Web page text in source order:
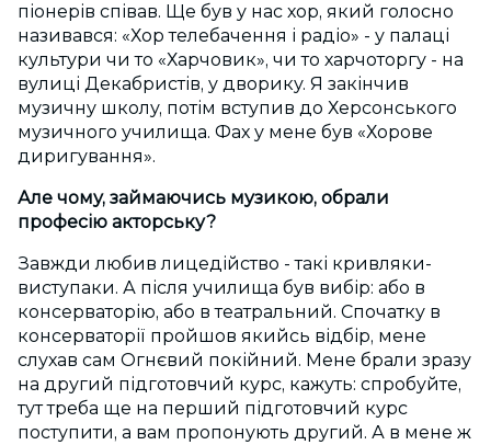
піонерів співав. Ще був у нас хор, який голосно
називався: «Хор телебачення і радіо» - у палаці
культури чи то «Харчовик», чи то харчоторгу - на
вулиці Декабристів, у дворику. Я закінчив
музичну школу, потім вступив до Херсонського
музичного училища. Фах у мене був «Хорове
диригування».
Але чому, займаючись музикою, обрали
професію акторську?
Завжди любив лицедійство - такі кривляки-
виступаки. А після училища був вибір: або в
консерваторію, або в театральний. Спочатку в
консерваторії пройшов якийсь відбір, мене
слухав сам Огнєвий покійний. Мене брали зразу
на другий підготовчий курс, кажуть: спробуйте,
тут треба ще на перший підготовчий курс
поступити, а вам пропонують другий. А в мене ж